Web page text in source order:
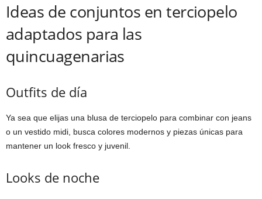
Ideas de conjuntos en terciopelo
adaptados para las
quincuagenarias
Outfits de día
Ya sea que elijas una blusa de terciopelo para combinar con jeans
o un vestido midi, busca colores modernos y piezas únicas para
mantener un look fresco y juvenil.
Looks de noche